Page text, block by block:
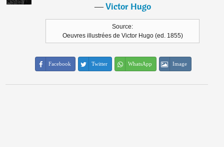
―Victor Hugo
Source:
Oeuvres illustrées de Victor Hugo (ed. 1855)
Facebook Twitter WhatsApp Image